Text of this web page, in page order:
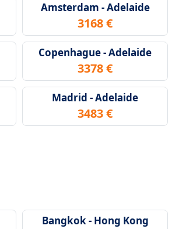
Amsterdam - Adelaide
3168 €
Copenhague - Adelaide
3378 €
Madrid - Adelaide
3483 €
Bangkok - Hong Kong